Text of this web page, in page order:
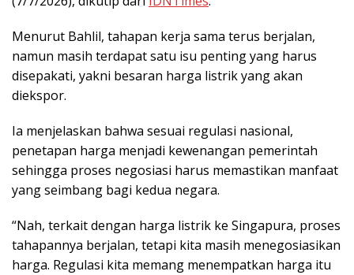
Menurut Bahlil, tahapan kerja sama terus berjalan,
namun masih terdapat satu isu penting yang harus
disepakati, yakni besaran harga listrik yang akan
diekspor.
Ia menjelaskan bahwa sesuai regulasi nasional,
penetapan harga menjadi kewenangan pemerintah
sehingga proses negosiasi harus memastikan manfaat
yang seimbang bagi kedua negara.
“Nah, terkait dengan harga listrik ke Singapura, proses
tahapannya berjalan, tetapi kita masih menegosiasikan
harga. Regulasi kita memang menempatkan harga itu